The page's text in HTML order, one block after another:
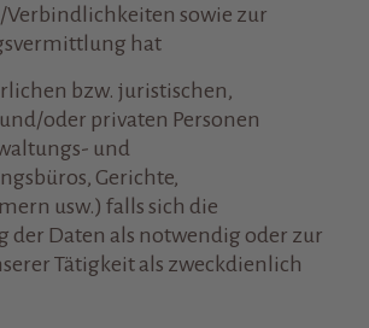
Verbindlichkeiten sowie zur
hat
bzw. juristischen,
oder privaten Personen
und
Gerichte,
usw.) falls sich die
der Daten als notwendig oder zur
Tätigkeit als zweckdienlich